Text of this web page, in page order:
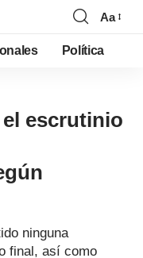
Aa
Política
escrutinio
ninguna
final, así como